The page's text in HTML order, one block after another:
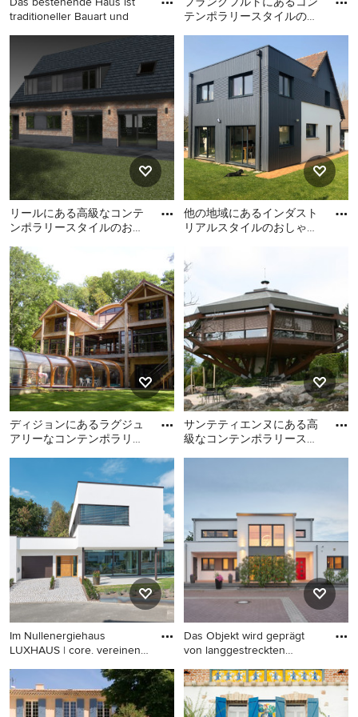
traditioneller Bauart und
他の地域にあるコンテンポ
ラリースタイルのおしゃれ
な家の外観 (メタルサイディ
ング) の写真
テンポラリースタイルのお
フランクフルトにあるコン
テンポラリースタイルのお
しゃれな家の外観の写真
リールにある高級なコンテ
ンポラリースタイルのおし
イディング) の写真
リールにある高級なコンテ
ンポラリースタイルのおし
ゃれな家の外観 (レンガサイ
ディング) の写真
他の地域にあるインダスト
リアルスタイルのおしゃれ
リアルスタイルのおしゃれ
な家の外観の写真
ディジョンにあるラグジュ
アリーなコンテンポラリー
外観 (下見板張り) の写真
ディジョンにあるラグジュ
アリーなコンテンポラリー
スタイルのおしゃれな家の
外観 (下見板張り) の写真
サンテティエンヌにある高
級なコンテンポラリースタ
サンテティエンヌにある高
イルのおしゃれな家の外観
(混合材サイディング) の写真
Im Nullenergiehaus
LUXHAUS | core. vereinen
コンテンポラリースタイル
のおしゃれな家の外観の写
真
Das Objekt wird geprägt
von langgestreckten
コンテンポラリースタイル
のおしゃれな家の外観の写
真